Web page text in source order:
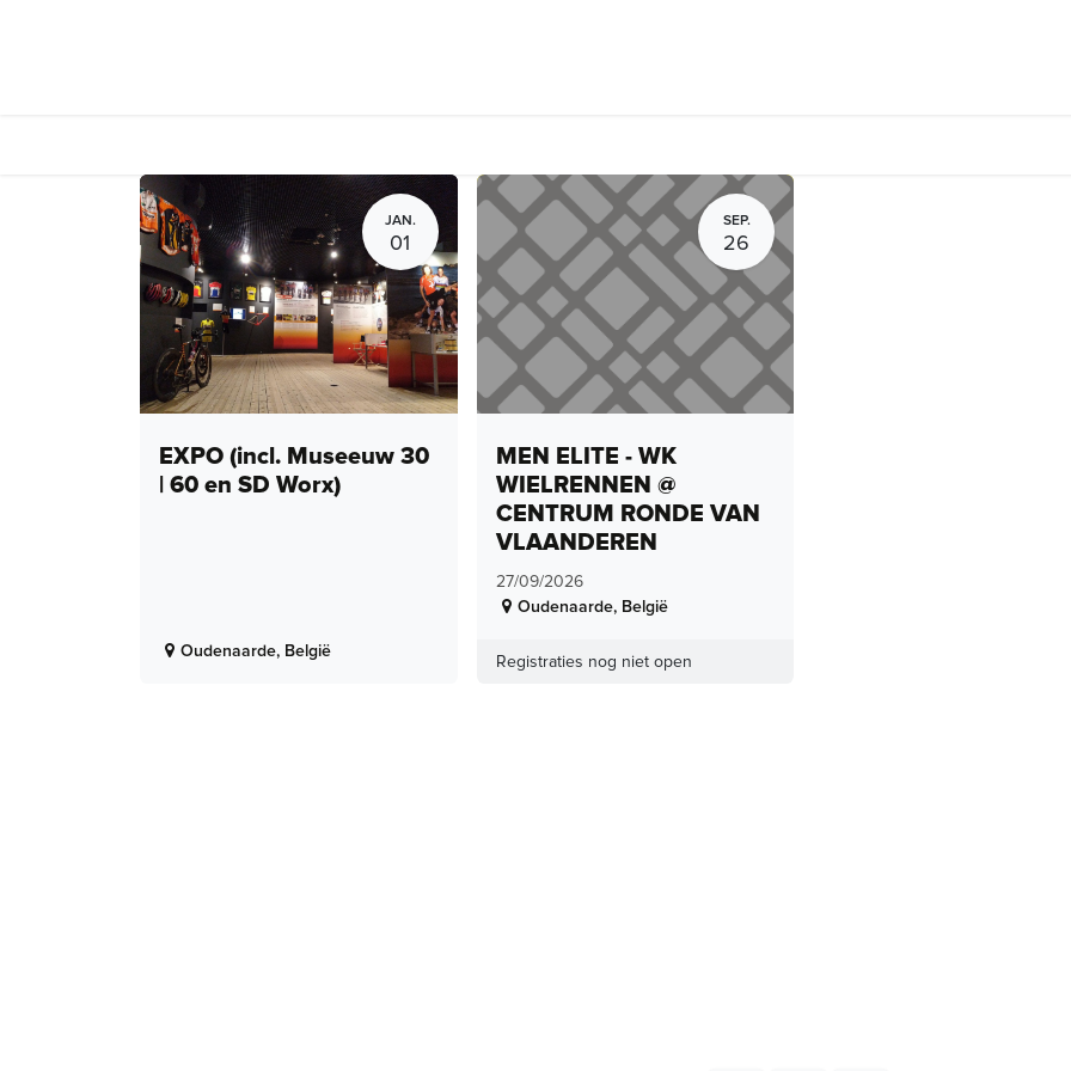
JAN.
01
EXPO (incl. Museeuw 30
| 60 en SD Worx)
Oudenaarde, België
SEP.
26
MEN ELITE - WK
WIELRENNEN @
CENTRUM RONDE VAN
VLAANDEREN
27/09/2026
Oudenaarde, België
Registraties nog niet open